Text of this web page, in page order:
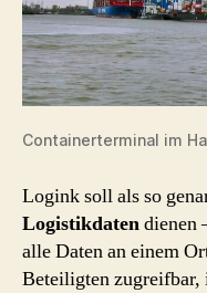
Containerterminal im
Logink soll als so
Logistikdatendienen
alle Daten an einem
Beteiligten zugreifbar,